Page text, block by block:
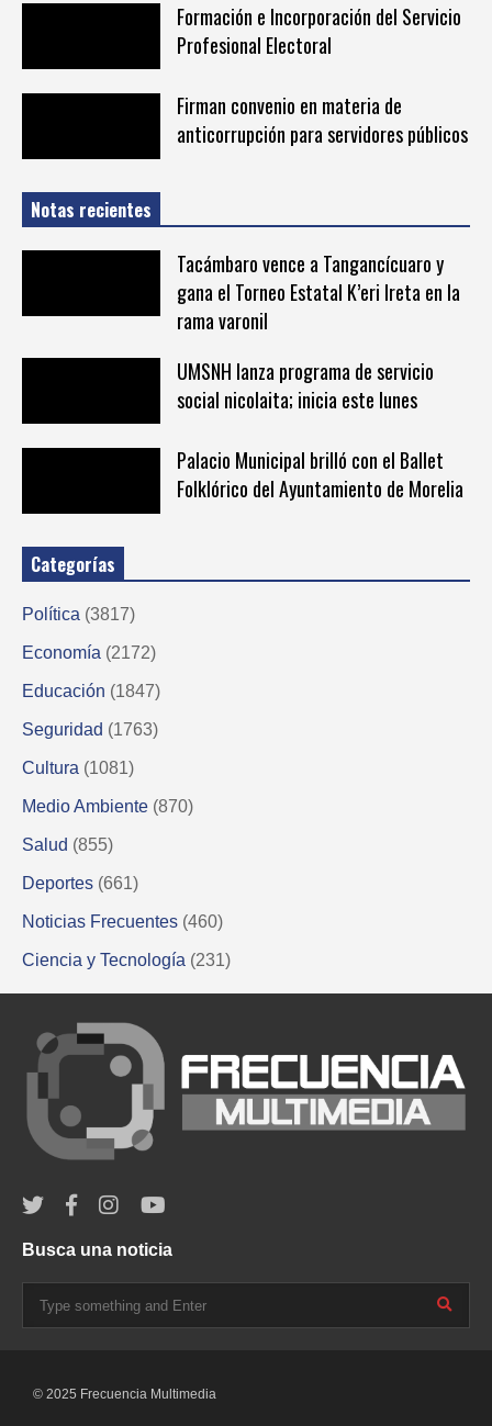
Formación e Incorporación del Servicio
Profesional Electoral
Firman convenio en materia de
anticorrupción para servidores públicos
Notas recientes
Tacámbaro vence a Tangancícuaro y
gana el Torneo Estatal K’eri Ireta en la
rama varonil
UMSNH lanza programa de servicio
social nicolaita; inicia este lunes
Palacio Municipal brilló con el Ballet
Folklórico del Ayuntamiento de Morelia
Categorías
Política (3817)
Economía (2172)
Educación (1847)
Seguridad (1763)
Cultura (1081)
Medio Ambiente (870)
Salud (855)
Deportes (661)
Noticias Frecuentes (460)
Ciencia y Tecnología (231)
Busca una noticia
© 2025 Frecuencia Multimedia